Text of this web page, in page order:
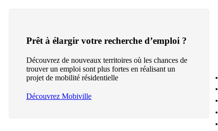
Prêt à élargir votre recherche d’emploi ?
Découvrez de nouveaux territoires où les chances de
trouver un emploi sont plus fortes en réalisant un
projet de mobilité résidentielle
Découvrez Mobiville